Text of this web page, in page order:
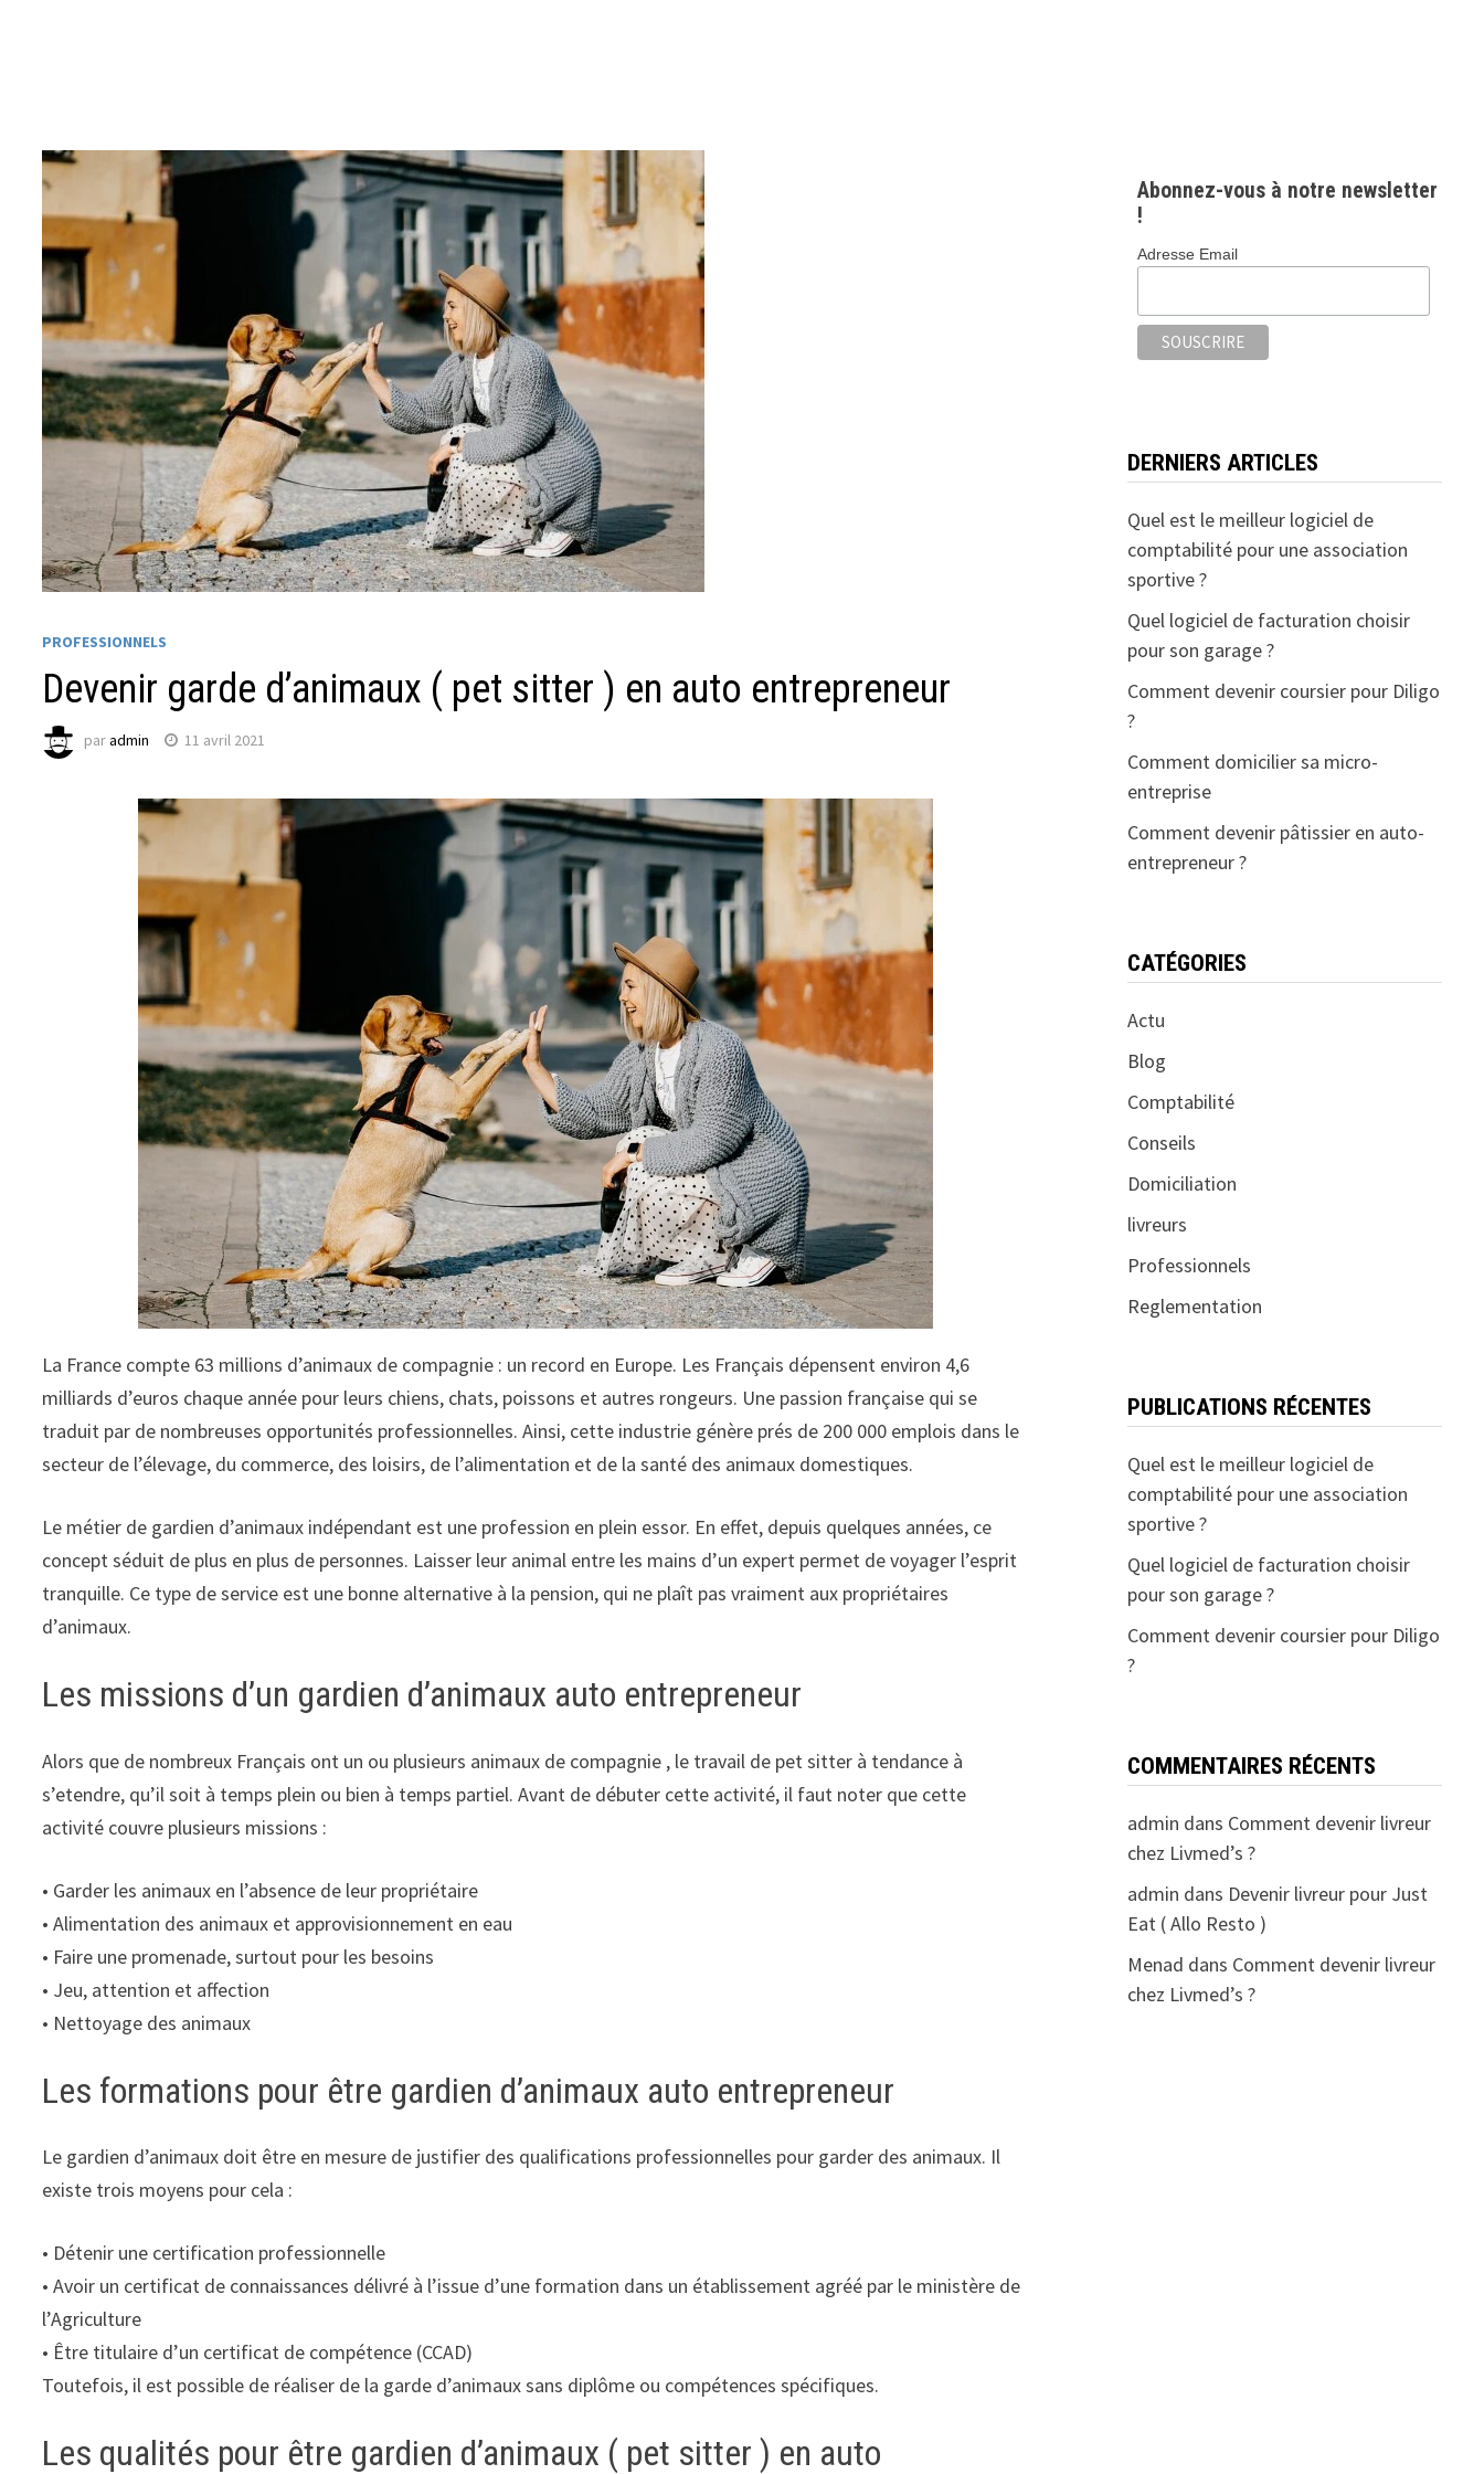
PROFESSIONNELS
Devenir garde d’animaux ( pet sitter ) en auto entrepreneur
paradmin 11 avril 2021
La France compte 63 millions d’animaux de compagnie : un record en Europe. Les Français dépensent environ 4,6
milliards d’euros chaque année pour leurs chiens, chats, poissons et autres rongeurs. Une passion française qui se
traduit par de nombreuses opportunités professionnelles. Ainsi, cette industrie génère prés de 200 000 emplois dans le
secteur de l’élevage, du commerce, des loisirs, de l’alimentation et de la santé des animaux domestiques.
Le métier de gardien d’animaux indépendant est une profession en plein essor. En effet, depuis quelques années, ce
concept séduit de plus en plus de personnes. Laisser leur animal entre les mains d’un expert permet de voyager l’esprit
tranquille. Ce type de service est une bonne alternative à la pension, qui ne plaît pas vraiment aux propriétaires
d’animaux.
Les missions d’un gardien d’animaux auto entrepreneur
Alors que de nombreux Français ont un ou plusieurs animaux de compagnie , le travail de pet sitter à tendance à
s’etendre, qu’il soit à temps plein ou bien à temps partiel. Avant de débuter cette activité, il faut noter que cette
activité couvre plusieurs missions :
• Garder les animaux en l’absence de leur propriétaire
• Alimentation des animaux et approvisionnement en eau
• Faire une promenade, surtout pour les besoins
• Jeu, attention et affection
• Nettoyage des animaux
Les formations pour être gardien d’animaux auto entrepreneur
Le gardien d’animaux doit être en mesure de justifier des qualifications professionnelles pour garder des animaux. Il
existe trois moyens pour cela :
• Détenir une certification professionnelle
• Avoir un certificat de connaissances délivré à l’issue d’une formation dans un établissement agréé par le ministère de
l’Agriculture
• Être titulaire d’un certificat de compétence (CCAD)
Toutefois, il est possible de réaliser de la garde d’animaux sans diplôme ou compétences spécifiques.
Les qualités pour être gardien d’animaux ( pet sitter ) en auto
Abonnez-vous à notre newsletter
!
Adresse Email
DERNIERS ARTICLES
Quel est le meilleur logiciel de
comptabilité pour une association
sportive ?
Quel logiciel de facturation choisir
pour son garage ?
Comment devenir coursier pour Diligo
?
Comment domicilier sa micro-
entreprise
Comment devenir pâtissier en auto-
entrepreneur ?
CATÉGORIES
Actu
Blog
Comptabilité
Conseils
Domiciliation
livreurs
Professionnels
Reglementation
PUBLICATIONS RÉCENTES
Quel est le meilleur logiciel de
comptabilité pour une association
sportive ?
Quel logiciel de facturation choisir
pour son garage ?
Comment devenir coursier pour Diligo
?
COMMENTAIRES RÉCENTS
admin dans Comment devenir livreur
chez Livmed’s ?
admin dans Devenir livreur pour Just
Eat ( Allo Resto )
Menad dans Comment devenir livreur
chez Livmed’s ?